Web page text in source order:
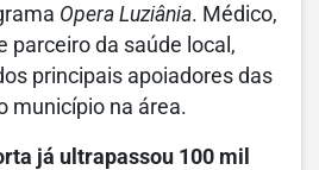
Opera Luziânia. Médico,
parceiro da saúde local,
principais apoiadores das
município na área.
já ultrapassou 100 mil